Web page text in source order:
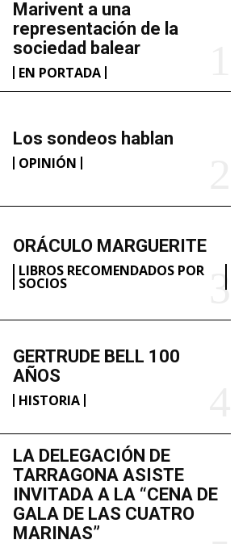
Marivent​ a una
representación de la
sociedad balear
EN PORTADA
Los sondeos hablan
OPINIÓN
ORÁCULO MARGUERITE
LIBROS RECOMENDADOS POR
SOCIOS
GERTRUDE BELL 100
AÑOS
HISTORIA
LA DELEGACIÓN DE
TARRAGONA ASISTE
INVITADA A LA “CENA DE
GALA DE LAS CUATRO
MARINAS”